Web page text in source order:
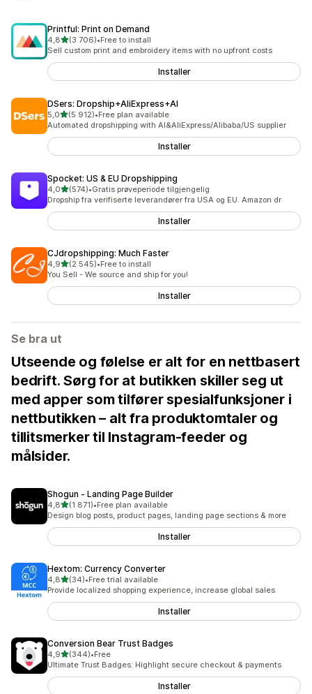
Printful: Print on Demand
4,8av 5 stjerner
(3 706)
Totalt 3706 omtaler
•Free to install
Sell custom print and embroidery items with no upfront costs
Installer
DSers: Dropship+AliExpress+AI
5,0av 5 stjerner
(5 912)
Totalt 5912 omtaler
•Free plan available
Automated dropshipping with AI&AliExpress/Alibaba/US supplier
Installer
Spocket: US & EU Dropshipping
4,0av 5 stjerner
(574)
Totalt 574 omtaler
•Gratis prøveperiode tilgjengelig
Dropship fra verifiserte leverandører fra USA og EU. Amazon dr
Installer
CJdropshipping: Much Faster
4,9av 5 stjerner
(2 545)
Totalt 2545 omtaler
•Free to install
You Sell - We source and ship for you!
Installer
Se bra ut
Utseende og følelse er alt for en nettbasert
bedrift. Sørg for at butikken skiller seg ut
med apper som tilfører spesialfunksjoner i
nettbutikken – alt fra produktomtaler og
tillitsmerker til Instagram-feeder og
målsider.
Shogun ‑ Landing Page Builder
4,8av 5 stjerner
(1 871)
Totalt 1871 omtaler
•Free plan available
Design blog posts, product pages, landing page sections & more
Installer
Hextom: Currency Converter
4,8av 5 stjerner
(34)
Totalt 34 omtaler
•Free trial available
Provide localized shopping experience, increase global sales
Installer
Conversion Bear Trust Badges
4,9av 5 stjerner
(344)
Totalt 344 omtaler
•Free
Ultimate Trust Badges: Highlight secure checkout & payments
Installer